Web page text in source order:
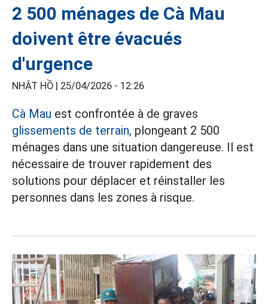
2 500 ménages de Cà Mau
doivent être évacués
d'urgence
NHẬT HỒ | 25/04/2026 - 12:26
Cà Mau est confrontée à de graves
glissements de terrain, plongeant 2 500
ménages dans une situation dangereuse. Il est
nécessaire de trouver rapidement des
solutions pour déplacer et réinstaller les
personnes dans les zones à risque.